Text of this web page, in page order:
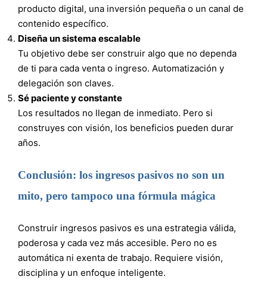
producto digital, una inversión pequeña o un canal de
contenido específico.
Diseña un sistema escalable
Tu objetivo debe ser construir algo que no dependa
de ti para cada venta o ingreso. Automatización y
delegación son claves.
Sé paciente y constante
Los resultados no llegan de inmediato. Pero si
construyes con visión, los beneficios pueden durar
años.
Conclusión: los ingresos pasivos no son un
mito, pero tampoco una fórmula mágica
Construir ingresos pasivos es una estrategia válida,
poderosa y cada vez más accesible. Pero no es
automática ni exenta de trabajo. Requiere visión,
disciplina y un enfoque inteligente.